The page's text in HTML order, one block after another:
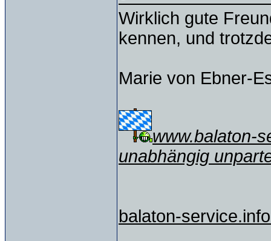
Wirklich gute
kennen, und
Marie von Ebner-
www.balaton-
unabhängig
balaton-